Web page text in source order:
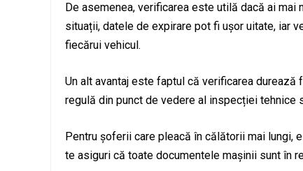
De asemenea, verificarea este utilă dacă ai
situații, datele de expirare pot fi ușor uitate, iar
fiecărui vehicul.
Un alt avantaj este faptul că verificarea
regulă din punct de vedere al inspecției tehnice
Pentru șoferii care pleacă în călătorii mai
te asiguri că toate documentele mașinii sunt în